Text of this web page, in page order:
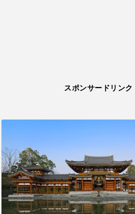
スポンサードリンク